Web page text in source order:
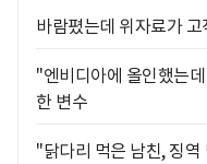
바람폈는데 위자료가
"엔비디아에 올인했는
한 변수
"닭다리 먹은 남친, 징